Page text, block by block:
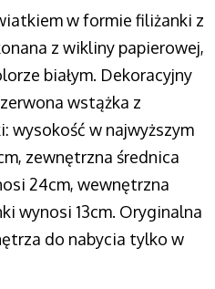
w formie filiżanki z
z wikliny papierowej,
białym. Dekoracyjny
wstążka z
wysokość w najwyższym
zewnętrzna średnica
24cm, wewnętrzna
wynosi 13cm. Oryginalna
do nabycia tylko w